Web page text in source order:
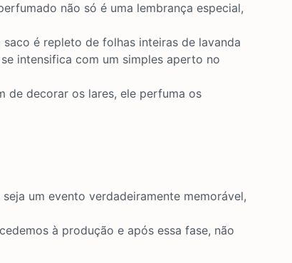
não só é uma lembrança especial,
é repleto de folhas inteiras de lavanda
intensifica com um simples aperto no
de decorar os lares, ele perfuma os
um evento verdadeiramente memorável,
à produção e após essa fase, não